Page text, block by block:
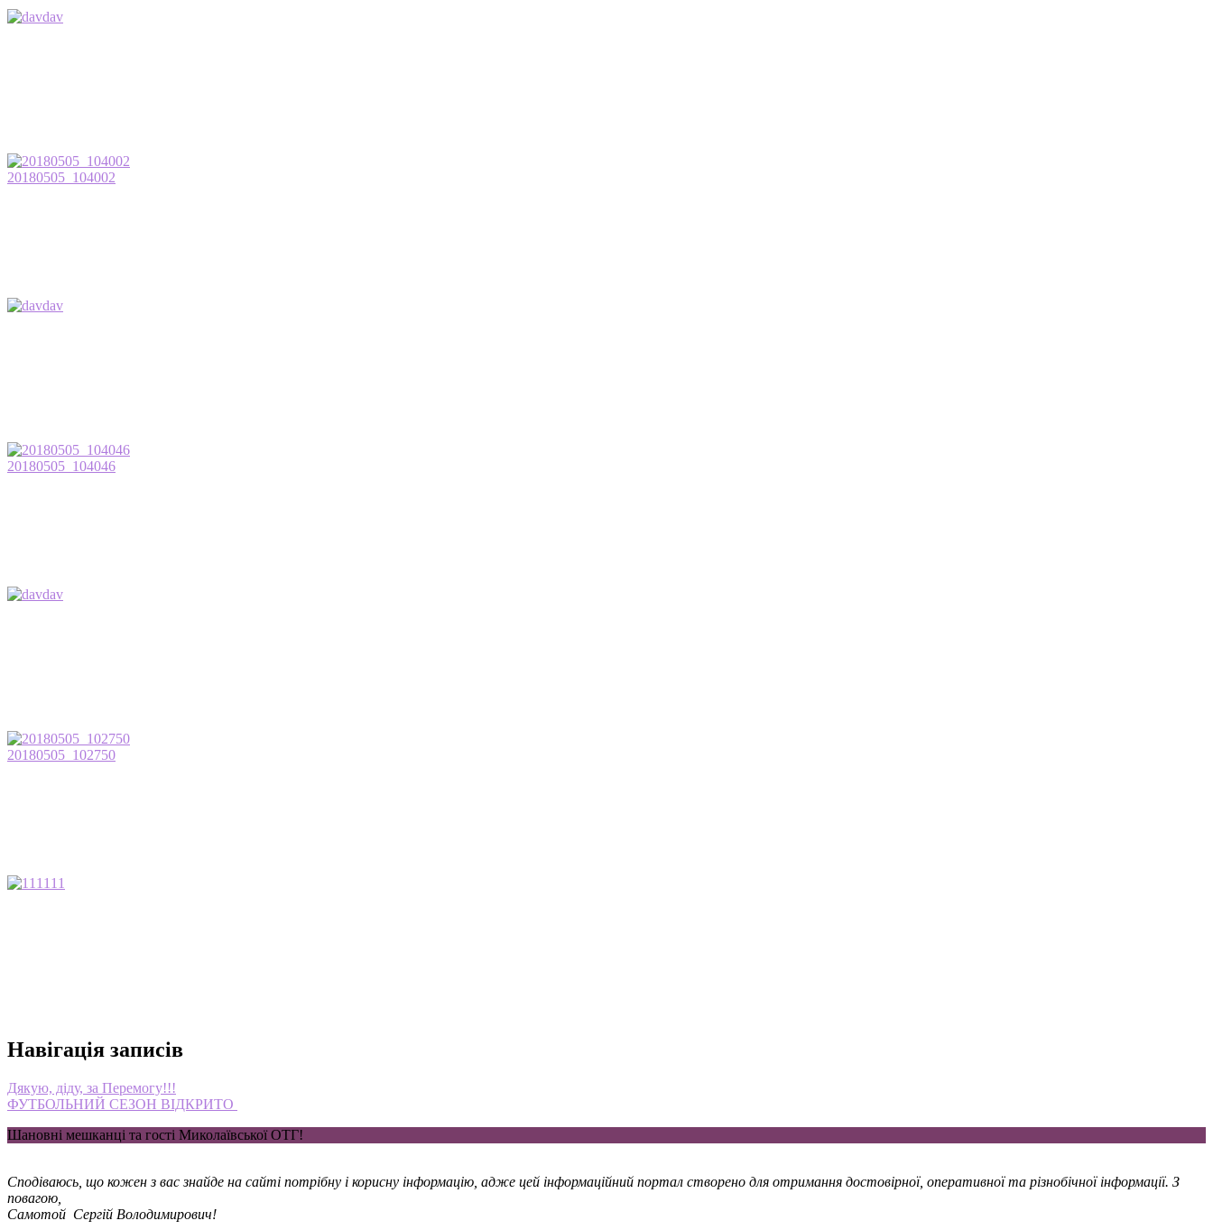
dav
20180505_104002
dav
20180505_104046
dav
20180505_102750
111
Навігація записів
Дякую, діду, за Перемогу!!!
ФУТБОЛЬНИЙ СЕЗОН ВІДКРИТО
Шановні мешканці та гості Миколаївської ОТГ!
Сподіваюсь, що кожен з вас знайде на сайті потрібну і корисну інформацію, адже цей інформаційний портал створено для отримання достовірної, оперативної та різнобічної інформації. З
повагою,
Самотой Сергій Володимирович!